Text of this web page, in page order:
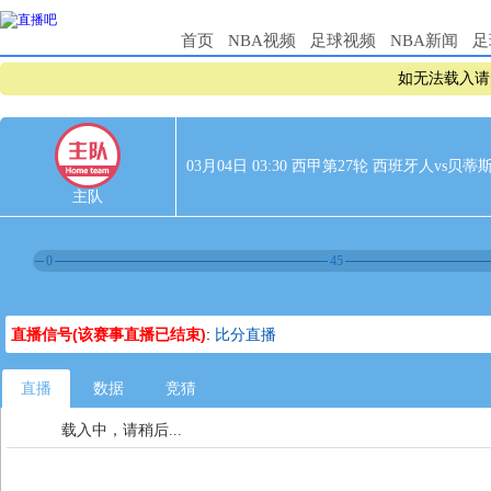
首页 NBA视频 足球视频 NBA新闻
如无法载入
主队
03月04日 03:30 西甲第27轮 西班牙人vs贝蒂
0 45
直播信号(该赛事直播已结束): 比分直播
直播 数据 竞猜
载入中，请稍后...